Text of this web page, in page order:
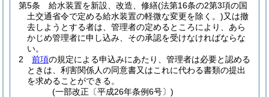
第5条
給水装置を新設、改造、修繕(法第16条の2第3項の国
土交通省令で定める給水装置の軽微な変更を除く。)又は撤
去しようとする者は、管理者の定めるところにより、あら
かじめ管理者に申し込み、その承認を受けなければならな
い。
2
前項の規定による申込みにあたり、管理者は必要と認める
ときは、利害関係人の同意書又はこれに代わる書類の提出
を求めることができる。
(一部改正〔平成26年条例6号〕)